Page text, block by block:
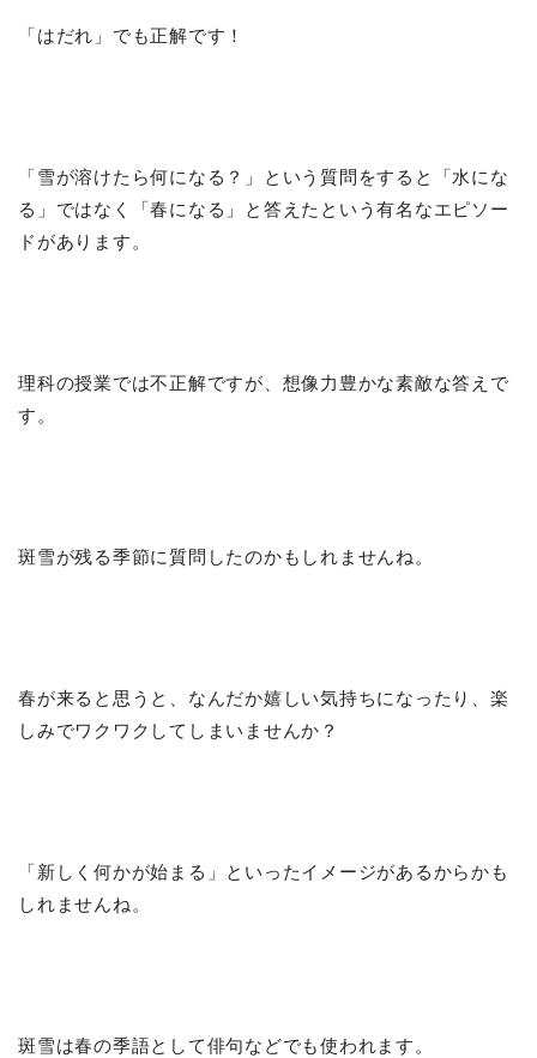
「はだれ」でも正解です！
「雪が溶けたら何になる？」という質問をすると「水にな
る」ではなく「春になる」と答えたという有名なエピソー
ドがあります。
理科の授業では不正解ですが、想像力豊かな素敵な答えで
す。
斑雪が残る季節に質問したのかもしれませんね。
春が来ると思うと、なんだか嬉しい気持ちになったり、楽
しみでワクワクしてしまいませんか？
「新しく何かが始まる」といったイメージがあるからかも
しれませんね。
斑雪は春の季語として俳句などでも使われます。